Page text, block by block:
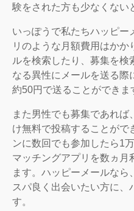
験をされた方も少なくない
いっぽうで私たちハッピー
リのような月額費用はか
ルを検索したり、募集を検
なる異性にメールを送る際
約50円で送ることができま
また男性でも募集であれ
け無料で投稿することがで
ンに数回でも参加したら1
マッチングアプリを数ヵ月
ます。ハッピーメールなら
スパ良く出会いたい方に
す。